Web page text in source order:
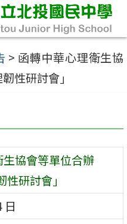
> 函轉中華心理衛生協
性研討會」
協會等單位合辦
性研討會」
日